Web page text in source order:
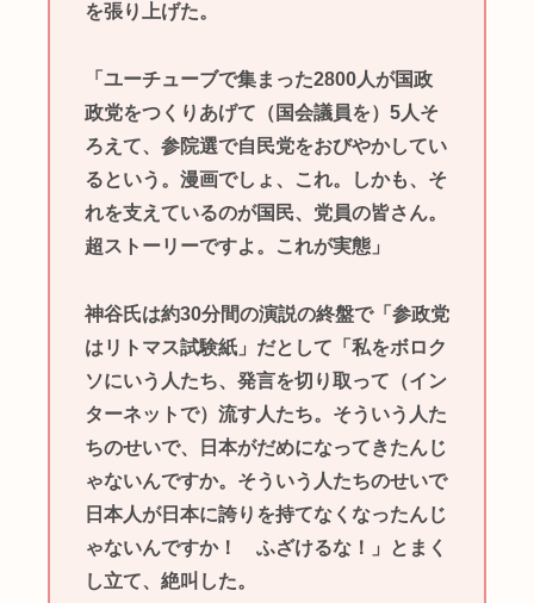
を張り上げた。
「ユーチューブで集まった2800人が国政
政党をつくりあげて（国会議員を）5人そ
ろえて、参院選で自民党をおびやかしてい
るという。漫画でしょ、これ。しかも、そ
れを支えているのが国民、党員の皆さん。
超ストーリーですよ。これが実態」
神谷氏は約30分間の演説の終盤で「参政党
はリトマス試験紙」だとして「私をボロク
ソにいう人たち、発言を切り取って（イン
ターネットで）流す人たち。そういう人た
ちのせいで、日本がだめになってきたんじ
ゃないんですか。そういう人たちのせいで
日本人が日本に誇りを持てなくなったんじ
ゃないんですか！ ふざけるな！」とまく
し立て、絶叫した。